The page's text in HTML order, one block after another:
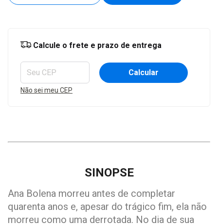
Entregas para o CEP:
Calcule o frete e prazo de entrega
Calcular
Não sei meu CEP
SINOPSE
Ana Bolena morreu antes de completar
quarenta anos e, apesar do trágico fim, ela não
morreu como uma derrotada. No dia de sua